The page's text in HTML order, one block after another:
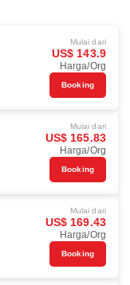
Mulai dari
US$ 143.9
Harga/Org
Booking
Mulai dari
US$ 165.83
Harga/Org
Booking
Mulai dari
US$ 169.43
Harga/Org
Booking